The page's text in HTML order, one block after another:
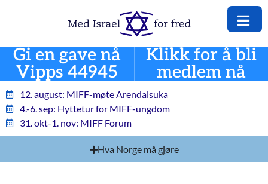
Gi en gave nå
Vipps 44945
Klikk for å bli
medlem nå
12. august: MIFF-møte Arendalsuka
4.-6. sep: Hyttetur for MIFF-ungdom
31. okt-1. nov: MIFF Forum
Hva Norge må gjøre